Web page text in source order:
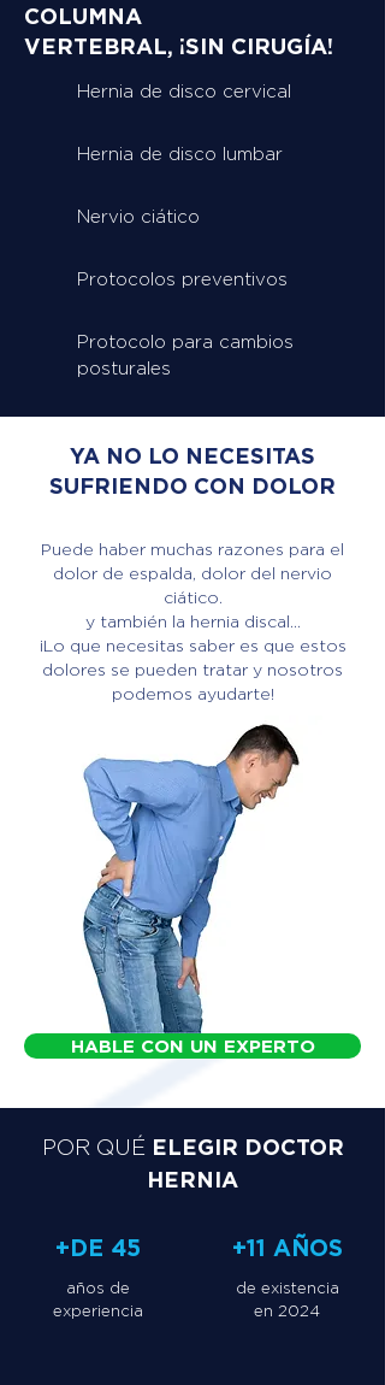
COLUMNA
VERTEBRAL, ¡SIN CIRUGÍA!
Hernia de disco cervical
Hernia de disco lumbar
Nervio ciático
Protocolos preventivos
Protocolo para cambios
posturales
YA NO LO NECESITAS
SUFRIENDO CON DOLOR
Puede haber muchas razones para el
dolor de espalda, dolor del nervio
ciático.
y también la hernia discal...
¡Lo que necesitas saber es que estos
dolores se pueden tratar y nosotros
podemos ayudarte!
HABLE CON UN EXPERTO
POR QUÉ ELEGIR DOCTOR
HERNIA
+DE 45
años de
experiencia
+11 AÑOS
de existencia
en 2024